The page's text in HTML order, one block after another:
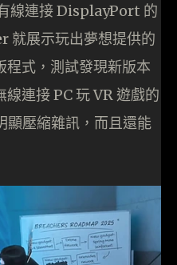
線連接 DisplayPort 的
就展示玩出夢想提供的
式，測試發現新版本
連接 PC 玩 VR 遊戲的
顯壓縮雜訊，而且還能